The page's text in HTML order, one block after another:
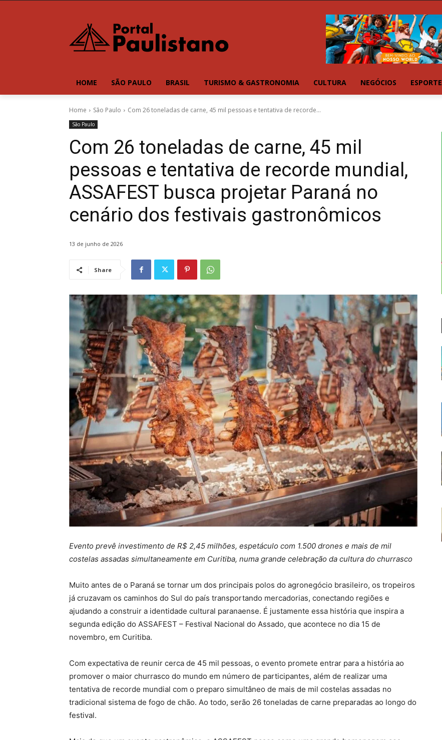
HOME SÃO PAULO BRASIL TURISMO & GASTRONOMIA CULTURA NEGÓCIOS ESPORTE
Home São Paulo Com 26 toneladas de carne, 45 mil pessoas e tentativa de recorde...
São Paulo
Com 26 toneladas de carne, 45 mil
pessoas e tentativa de recorde mundial,
ASSAFEST busca projetar Paraná no
cenário dos festivais gastronômicos
13 de junho de 2026
Share
Evento prevê investimento de R$ 2,45 milhões, espetáculo com 1.500 drones e mais de mil
costelas assadas simultaneamente em Curitiba, numa grande celebração da cultura do churrasco
Muito antes de o Paraná se tornar um dos principais polos do agronegócio brasileiro, os tropeiros
já cruzavam os caminhos do Sul do país transportando mercadorias, conectando regiões e
ajudando a construir a identidade cultural paranaense. É justamente essa história que inspira a
segunda edição do ASSAFEST – Festival Nacional do Assado, que acontece no dia 15 de
novembro, em Curitiba.
Com expectativa de reunir cerca de 45 mil pessoas, o evento promete entrar para a história ao
promover o maior churrasco do mundo em número de participantes, além de realizar uma
tentativa de recorde mundial com o preparo simultâneo de mais de mil costelas assadas no
tradicional sistema de fogo de chão. Ao todo, serão 26 toneladas de carne preparadas ao longo do
festival.